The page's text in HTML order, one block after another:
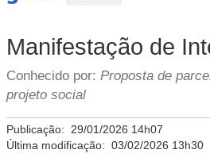
Manifestação de
Conhecido por: Proposta de
projeto social
Publicação: 29/01/2026 14h07
Última modificação: 03/02/2026 13h30